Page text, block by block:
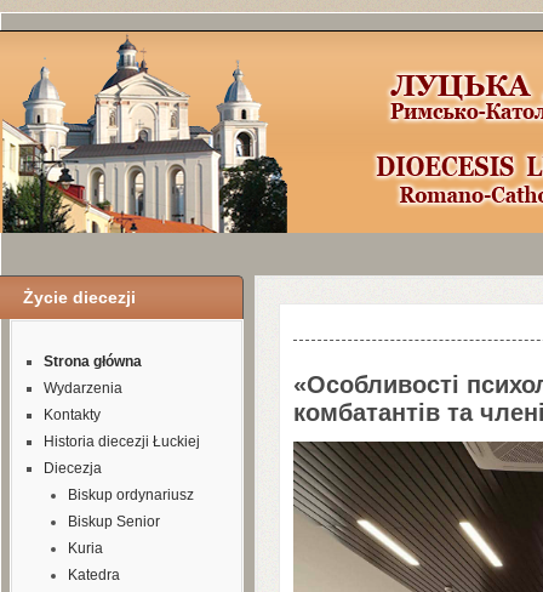
Życie diecezji
Strona główna
Wydarzenia
Kontakty
Historia diecezji Łuckiej
Diecezja
Biskup ordynariusz
Biskup Senior
Kuria
Katedra
«Особливості
комбатантів та